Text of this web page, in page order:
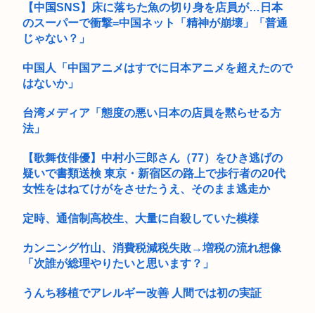
【警告】医師『”これ”飲んでる人、肝臓がフォアグラ化しま
す･･･...
2人...
ウェア埋...
壁に衝...
ゼンゼロのベーグル計画やってみたら面白すぎてワロタwww
報...
【画像】具志堅用高「本気で俺を殴ってみろ！」井上尚弥「マ
ジっすか...
中学生「嫌儲では大卒が貧乏で、高卒が金持ちが多い 無能な大
卒の集...
【中国SNS】床に落ちた魚の切り身を店員が…日本
のスーパーで衝撃=中国ネット「精神が崩壊」「普通
じゃない？」
中国人「中国アニメはすでに日本アニメを超えたので
はないか」
台湾メディア「態度の悪い日本の店員を黙らせる方
法」
【歌舞伎俳優】中村小三郎さん（77）をひき逃げの
疑いで書類送検 東京・新宿区の路上で歩行者の20代
女性をはねてけがをさせたうえ、そのまま逃走か
定時、通信制高校生、大量に自殺していた模様
カンニング竹山、消費税減税失敗→増税の流れ想像
「次誰が総理やりたいと思います？」
うんち移植でアレルギー改善 人間では初の実証